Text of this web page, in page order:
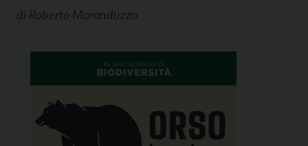
di Roberto Moranduzzo